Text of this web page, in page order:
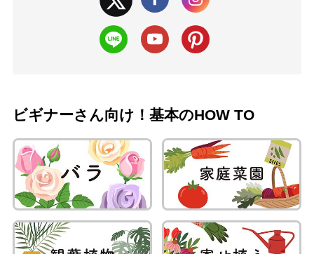
ビギナーさん向け！基本のHOW TO